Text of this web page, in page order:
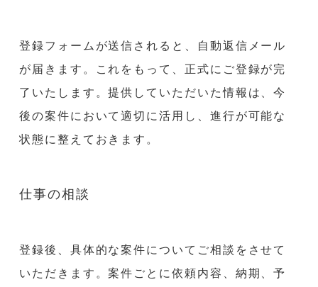
登録フォームが送信されると、自動返信メール
が届きます。これをもって、正式にご登録が完
了いたします。提供していただいた情報は、今
後の案件において適切に活用し、進行が可能な
状態に整えておきます。
仕事の相談
登録後、具体的な案件についてご相談をさせて
いただきます。案件ごとに依頼内容、納期、予